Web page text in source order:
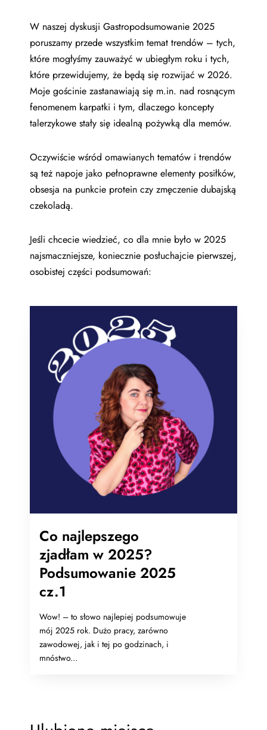
W naszej dyskusji Gastropodsumowanie 2025
poruszamy przede wszystkim temat trendów – tych,
które mogłyśmy zauważyć w ubiegłym roku i tych,
które przewidujemy, że będą się rozwijać w 2026.
Moje gościnie zastanawiają się m.in. nad rosnącym
fenomenem karpatki i tym, dlaczego koncepty
talerzykowe stały się idealną pożywką dla memów.
Oczywiście wśród omawianych tematów i trendów
są też napoje jako pełnoprawne elementy posiłków,
obsesja na punkcie protein czy zmęczenie dubajską
czekoladą.
Jeśli chcecie wiedzieć, co dla mnie było w 2025
najsmaczniejsze, koniecznie posłuchajcie pierwszej,
osobistej części podsumowań:
Co najlepszego
zjadłam w 2025?
Podsumowanie 2025
cz.1
Wow! – to słowo najlepiej podsumowuje
mój 2025 rok. Dużo pracy, zarówno
zawodowej, jak i tej po godzinach, i
mnóstwo...